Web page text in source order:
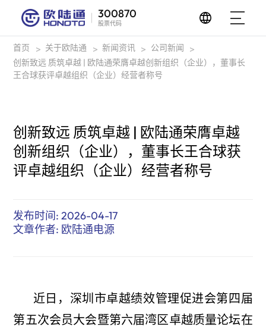
300870
股票代码
首页 > 关于欧陆通 > 新闻资讯 > 公司新闻 >
创新致远 质筑卓越 | 欧陆通荣膺卓越创新组织（企业），董事长
王合球获评卓越组织（企业）经营者称号
创新致远 质筑卓越 | 欧陆通荣膺卓越
创新组织（企业），董事长王合球获
评卓越组织（企业）经营者称号
发布时间: 2026-04-17
文章作者: 欧陆通电源
近日，深圳市卓越绩效管理促进会第四届
第五次会员大会暨第六届湾区卓越质量论坛在